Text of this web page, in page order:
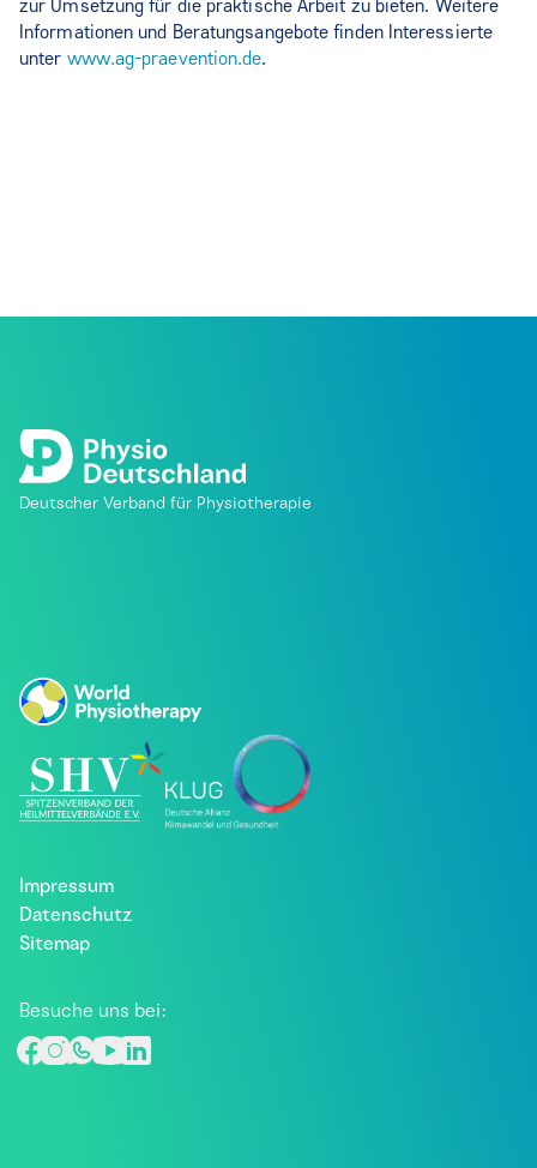
zur Umsetzung für die praktische Arbeit zu bieten. Weitere
Informationen und Beratungsangebote finden Interessierte
unter www.ag-praevention.de.
Deutscher Verband für Physiotherapie
Impressum
Datenschutz
Sitemap
Besuche uns bei: